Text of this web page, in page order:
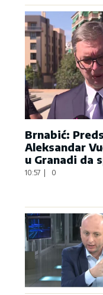
Brnabić:
Aleksandar
u Granadi da
10:57 0